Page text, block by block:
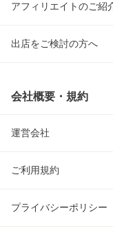
アフィリエイトのご紹
出店をご検討の方へ
会社概要・規約
運営会社
ご利用規約
プライバシーポリシー